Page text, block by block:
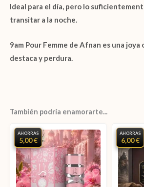
Ideal para el día, pero lo
transitar a la noche.
9am Pour Femme de Afnan es una joya
destaca y perdura.
También podría enamorarte...
AHORRAS
5,00 €
AHORRAS
6,00 €